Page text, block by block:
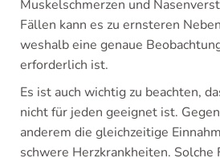
Muskelschmerzen und
Fällen kann es zu ernsteren
weshalb eine genaue
erforderlich ist.
Es ist auch wichtig zu beachten,
nicht für jeden geeignet ist.
anderem die gleichzeitige
schwere Herzkrankheiten. Solche